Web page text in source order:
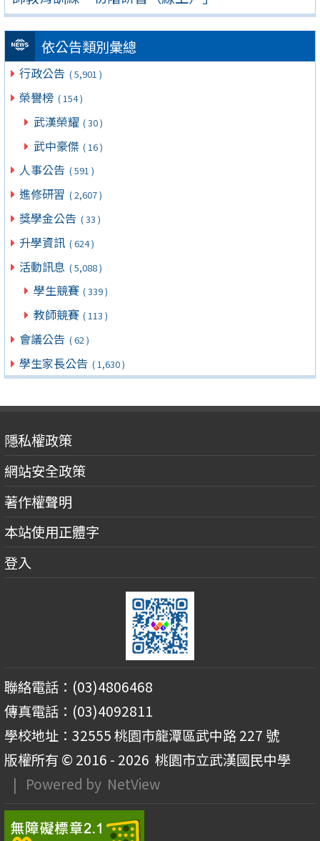
依公告類別彙總
行政公告 ( 5,901 )
榮譽榜 ( 154 )
武漢榮耀 ( 30 )
武中豪傑 ( 16 )
人事公告 ( 591 )
進修研習 ( 2,607 )
獎學金公告 ( 33 )
升學資訊 ( 624 )
活動訊息 ( 5,088 )
學生競賽 ( 339 )
教師競賽 ( 113 )
會議公告 ( 62 )
學生家長公告 ( 1,630 )
隱私權政策
網站安全政策
著作權聲明
本站使用正體字
登入
聯絡電話：(03)4806468
傳真電話：(03)4092811
學校地址：32555 桃園市龍潭區武中路 227 號
版權所有 © 2016 - 2026 桃園市立武漢國民中學
| Powered by NetView